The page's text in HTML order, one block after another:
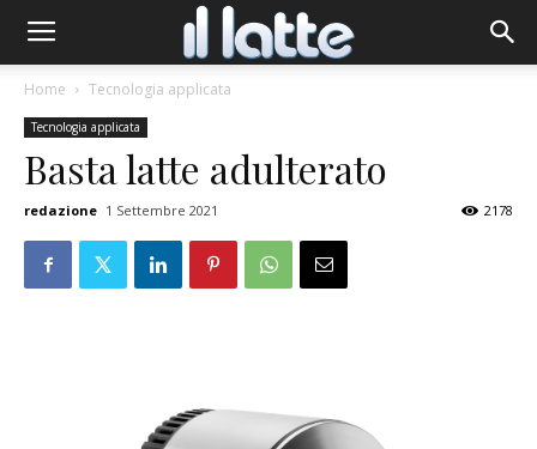
Home Tecnologia applicata
Tecnologia applicata
Basta latte adulterato
redazione 1 Settembre 2021 2178